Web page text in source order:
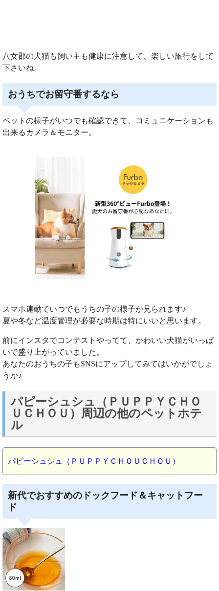
八女郡の犬猫も飼い主も健康に注意して、楽しい旅行をして
下さいね。
おうちでお留守番するなら
ペットの様子がいつでも確認できて、コミュニケーションも
出来るカメラ＆モニター。
スマホ連動でいつでもうちの子の様子が見られます♪
夏や冬など温度管理が必要な時期は特にいいと思います。
前にインスタでコンテストやってて、かわいい犬猫がいっぱ
いで盛り上がっていました。
あなたのおうちの子もSNSにアップしてみてはいかがでしょ
うか♪
パピーシュシュ（ＰＵＰＰＹＣＨＯ
ＵＣＨＯＵ）周辺の他のペットホテ
ル
パピーシュシュ（ＰＵＰＰＹＣＨＯＵＣＨＯＵ）
新代でおすすめのドックフード＆キャットフー
ド